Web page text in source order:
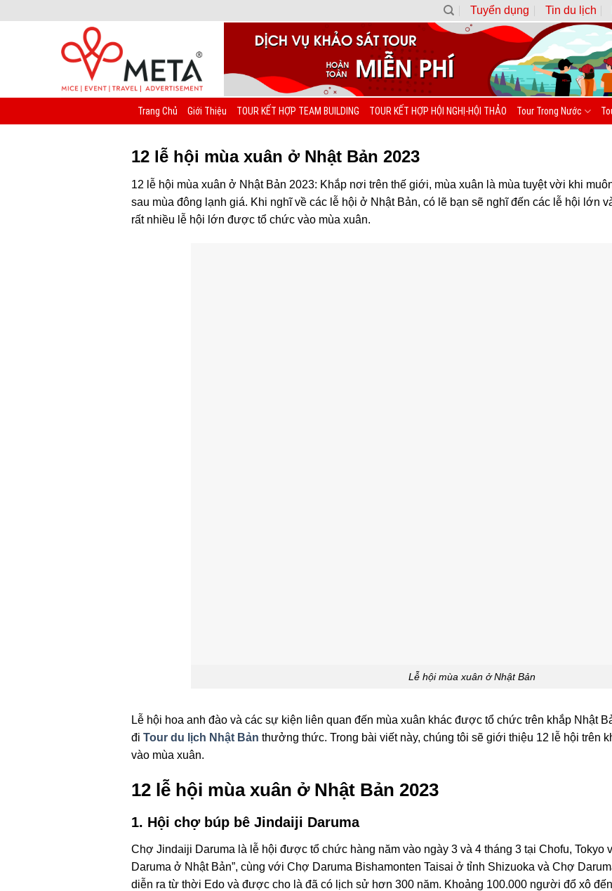
Tuyển dụng Tin du lịch
Trang Chủ Giới Thiệu TOUR KẾT HỢP TEAM BUILDING TOUR KẾT HỢP HỘI NGHỊ-HỘI THẢO Tour Trong Nước
12 lễ hội mùa xuân ở Nhật Bản 2023
12 lễ hội mùa xuân ở Nhật Bản 2023: Khắp nơi trên thế giới, mùa xuân là mùa tuyệt vời khi
sau mùa đông lạnh giá. Khi nghĩ về các lễ hội ở Nhật Bản, có lẽ bạn sẽ nghĩ đến các lễ hội lớn
rất nhiều lễ hội lớn được tổ chức vào mùa xuân.
Lễ hội mùa xuân ở Nhật Bản
Lễ hội hoa anh đào và các sự kiện liên quan đến mùa xuân khác được tổ chức trên khắp Nhật
đi Tour du lịch Nhật Bản thưởng thức. Trong bài viết này, chúng tôi sẽ giới thiệu 12 lễ hội trên
vào mùa xuân.
12 lễ hội mùa xuân ở Nhật Bản 2023
1. Hội chợ búp bê Jindaiji Daruma
Chợ Jindaiji Daruma là lễ hội được tổ chức hàng năm vào ngày 3 và 4 tháng 3 tại Chofu, Tokyo
Daruma ở Nhật Bản”, cùng với Chợ Daruma Bishamonten Taisai ở tỉnh Shizuoka và Chợ
diễn ra từ thời Edo và được cho là đã có lịch sử hơn 300 năm. Khoảng 100.000 người đổ xô